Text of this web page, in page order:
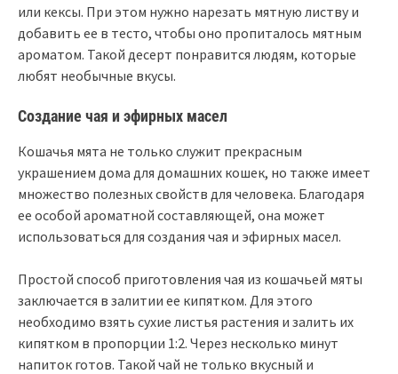
или кексы. При этом нужно нарезать мятную листву и
добавить ее в тесто, чтобы оно пропиталось мятным
ароматом. Такой десерт понравится людям, которые
любят необычные вкусы.
Создание чая и эфирных масел
Кошачья мята не только служит прекрасным
украшением дома для домашних кошек, но также имеет
множество полезных свойств для человека. Благодаря
ее особой ароматной составляющей, она может
использоваться для создания чая и эфирных масел.
Простой способ приготовления чая из кошачьей мяты
заключается в залитии ее кипятком. Для этого
необходимо взять сухие листья растения и залить их
кипятком в пропорции 1:2. Через несколько минут
напиток готов. Такой чай не только вкусный и